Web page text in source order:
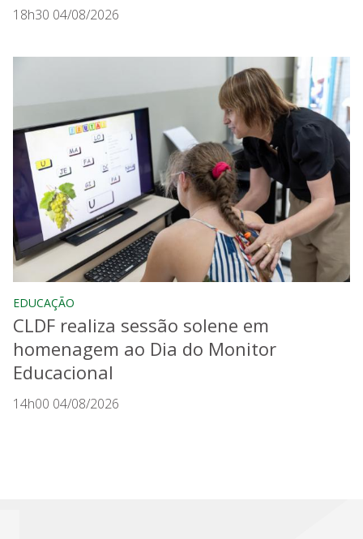
18h30 04/08/2026
EDUCAÇÃO
CLDF realiza sessão solene em
homenagem ao Dia do Monitor
Educacional
14h00 04/08/2026